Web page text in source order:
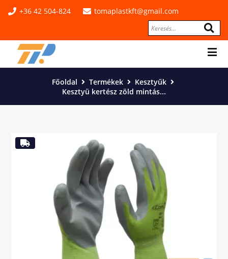
+36 42 504-824 tomaplastkft@gmail.com
Főoldal Termékek
Kesztyűk
Kesztyü kertész zöld mintás...